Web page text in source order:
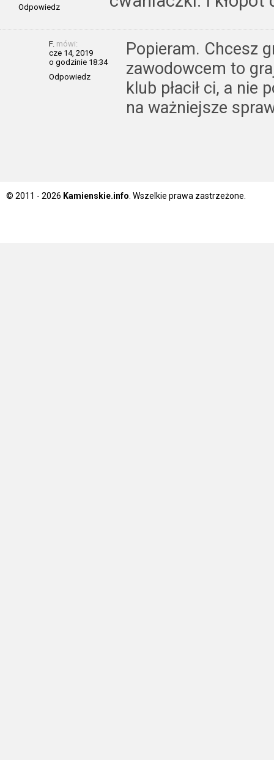
Odpowiedz
F. mówi:
cze 14, 2019
o godzinie 18:34
Odpowiedz
Popieram. Chcesz
zawodowcem to
klub płacił ci, a nie
na ważniejsze
© 2011 - 2026 Kamienskie.info . Wszelkie prawa zastrzeżone.